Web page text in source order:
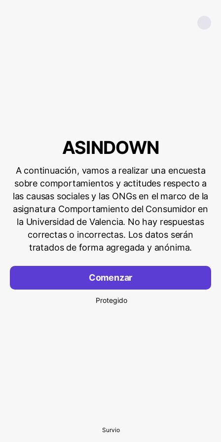
ASINDOWN
A continuación, vamos a realizar una encuesta
sobre comportamientos y actitudes respecto a
las causas sociales y las ONGs en el marco de la
asignatura Comportamiento del Consumidor en
la Universidad de Valencia. No hay respuestas
correctas o incorrectas. Los datos serán
tratados de forma agregada y anónima.
Comenzar
Protegido
Survio